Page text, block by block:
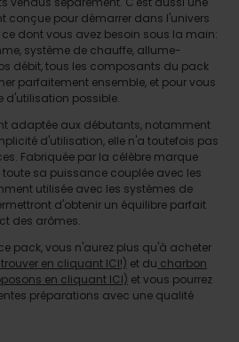
conçue pour démarrer dans l'univers
dont vous avez besoin sous la main:
système de chauffe, allume-
débit, tous les composants du pack
parfaitement ensemble, et pour vous
d'utilisation possible.
adaptée aux débutants, notamment
d'utilisation, elle n'a toutefois pas
Fabriquée par la célèbre marque
toute sa puissance couplée avec les
utilisée avec les systèmes de
d'obtenir un équilibre parfait
des arômes.
pack, vous n'aurez plus qu'à acheter
en cliquant ICI!) et du charbon
en cliquant ICI) et vous pourrez
préparations avec une qualité